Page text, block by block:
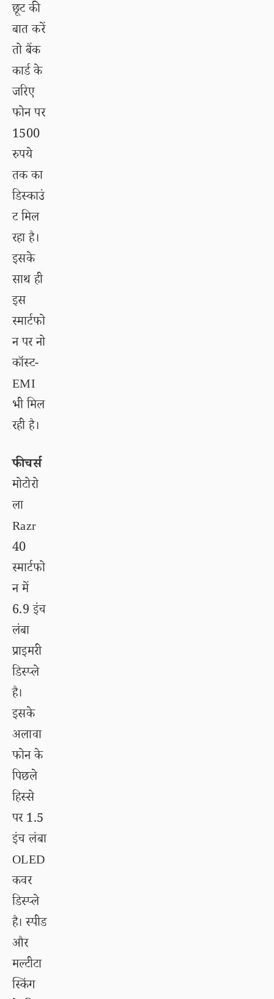
छूट की
बात करें
तो बैंक
कार्ड के
जरिए
फोन पर
1500
रुपये
तक का
डिस्काउं
ट मिल
रहा है।
इसके
साथ ही
इस
स्मार्टफो
न पर नो
कॉस्ट-
EMI
भी मिल
रही है।
फीचर्स
मोटोरो
ला
Razr
40
स्मार्टफो
न में
6.9 इंच
लंबा
प्राइमरी
डिस्प्ले
है।
इसके
अलावा
फोन के
पिछले
हिस्से
पर 1.5
इंच लंबा
OLED
कवर
डिस्प्ले
है। स्पीड
और
मल्टीटा
स्किंग